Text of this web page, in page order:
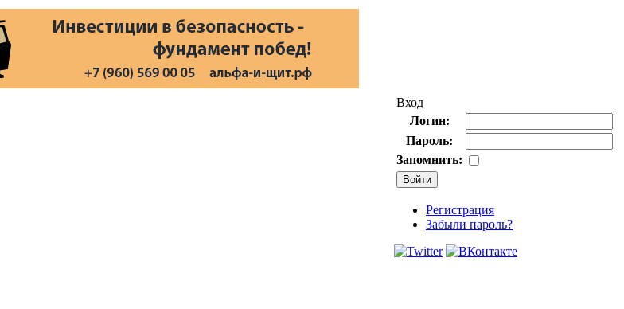
Вход
Логин:
Пароль:
Запомнить:
Регистрация
Забыли пароль?